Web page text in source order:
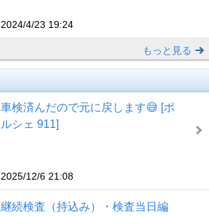
2024/4/23 19:24
もっと見る
車検済んだので元に戻します😅 [ポ
ルシェ 911]
2025/12/6 21:08
継続検査（持込み）・検査当日編